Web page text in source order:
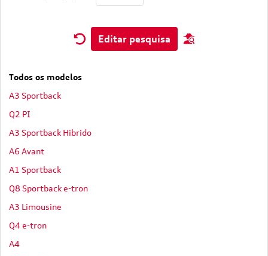
Editar pesquisa
Todos os modelos
A3 Sportback
Q2 PI
A3 Sportback Hibrido
A6 Avant
A1 Sportback
Q8 Sportback e-tron
A3 Limousine
Q4 e-tron
A4